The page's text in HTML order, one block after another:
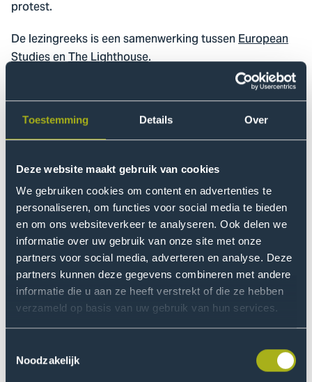
Toestemming Details Over
Deze website maakt gebruik van cookies
We gebruiken cookies om content en advertenties te
personaliseren, om functies voor social media te bieden
en om ons websiteverkeer te analyseren. Ook delen we
informatie over uw gebruik van onze site met onze
partners voor social media, adverteren en analyse. Deze
partners kunnen deze gegevens combineren met andere
informatie die u aan ze heeft verstrekt of die ze hebben
verzameld op basis van uw gebruik van hun services.
Noodzakelijk
protest.
De lezingreeks is een samenwerking tussenEuropean
StudiesenThe Lighthouse.
Aanmelden
De lezingen zijn gratis en toegankelijk voor alle
studenten en medewerkers van De Haagse Hogeschool.
Je kunt één lezing bijwonen, een paar, of gewoon
allemaal. De lezingen worden gegeven in het
Aanmelden
Lezingen en planning
De lezingen vinden op dinsdagen plaats van 2
september t/m 9 december 2025, telkens van 10.30 tot
12.00 uur. In totaal zijn er 13 sessies, waarbij elke week
een ander thema rondom protest, activisme en
creatieve vormen van verzet centraal staat.